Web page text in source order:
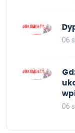
06
06